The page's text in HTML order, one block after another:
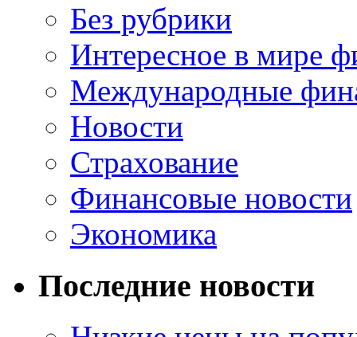
Без рубрики
Интересное в мире
Международные
Новости
Страхование
Финансовые новости
Экономика
Последние новости